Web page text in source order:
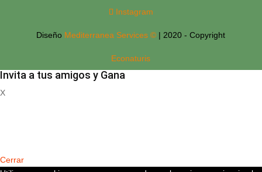
Instagram
Diseño Mediterranea Services © | 2020 - Copyright
Econaturis
Invita a tus amigos y Gana
X
Cerrar